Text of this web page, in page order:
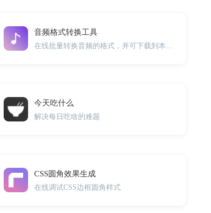
音频格式转换工具
今天吃什么
解决每日吃啥的难题
CSS圆角效果生成
在线调试CSS边框圆角样式